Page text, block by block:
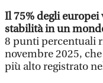
Il 75% degli europei
stabilità in un
8 punti percentuali
novembre 2025,
più alto registrato